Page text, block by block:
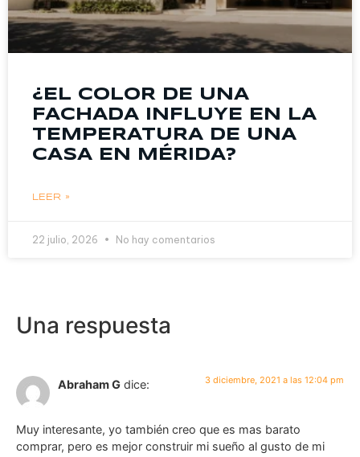
¿EL COLOR DE UNA
FACHADA INFLUYE EN LA
TEMPERATURA DE UNA
CASA EN MÉRIDA?
LEER »
22 julio, 2026 No hay comentarios
Una respuesta
Abraham G dice: 3 diciembre, 2021 a las 12:04 pm
Muy interesante, yo también creo que es mas barato
comprar, pero es mejor construir mi sueño al gusto de mi